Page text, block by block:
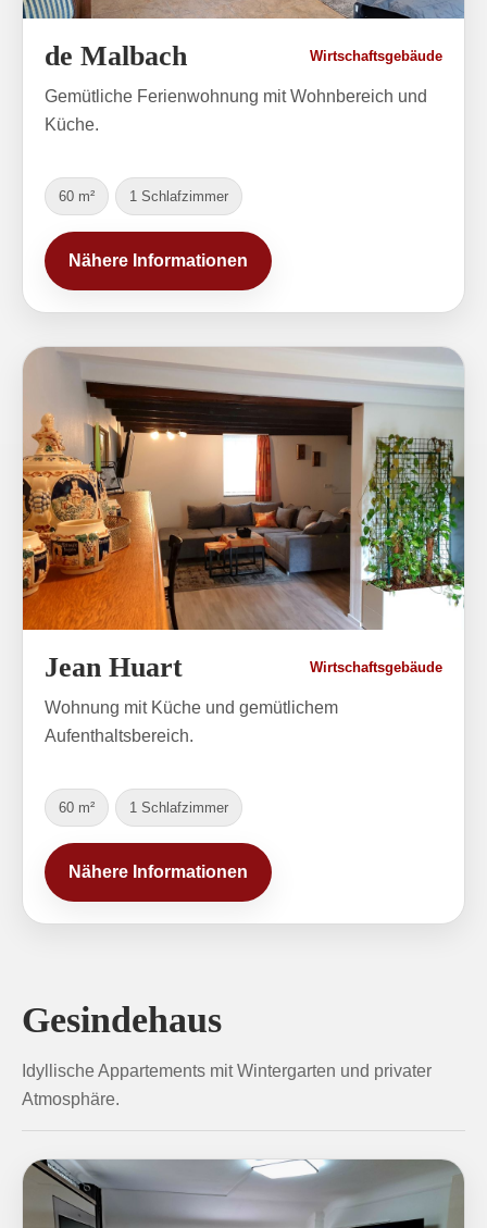
de Malbach Wirtschaftsgebäude
Gemütliche Ferienwohnung mit Wohnbereich und
Küche.
60 m² 1 Schlafzimmer
Nähere Informationen
Jean Huart Wirtschaftsgebäude
Wohnung mit Küche und gemütlichem
Aufenthaltsbereich.
60 m² 1 Schlafzimmer
Nähere Informationen
Gesindehaus
Idyllische Appartements mit Wintergarten und privater
Atmosphäre.